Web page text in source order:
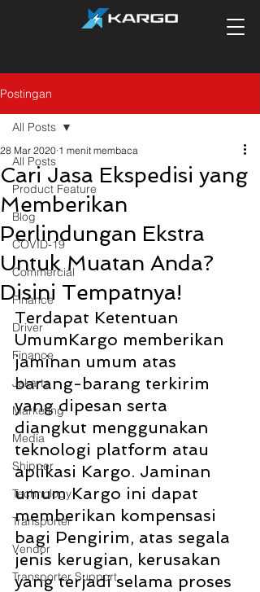
Postingan
All Posts
Product Feature
Blog
COVID-19
Commercial
Finance
Driver
Finance
Jakarta
Marketing
Media
Shipper
Technology
Transporter
Vendor
Transporter Support
All Posts
Cari Jasa Ekspedisi yang
Memberikan
Perlindungan Ekstra
Untuk Muatan Anda?
Disini Tempatnya!
28 Mar 2020 1 menit membaca
Terdapat Ketentuan
UmumKargo memberikan
jaminan umum atas
barang-barang terkirim
yang dipesan serta
diangkut menggunakan
teknologi platform atau
aplikasi Kargo. Jaminan
umum Kargo ini dapat
memberikan kompensasi
bagi Pengirim, atas segala
jenis kerugian, kerusakan
yang terjadi selama proses